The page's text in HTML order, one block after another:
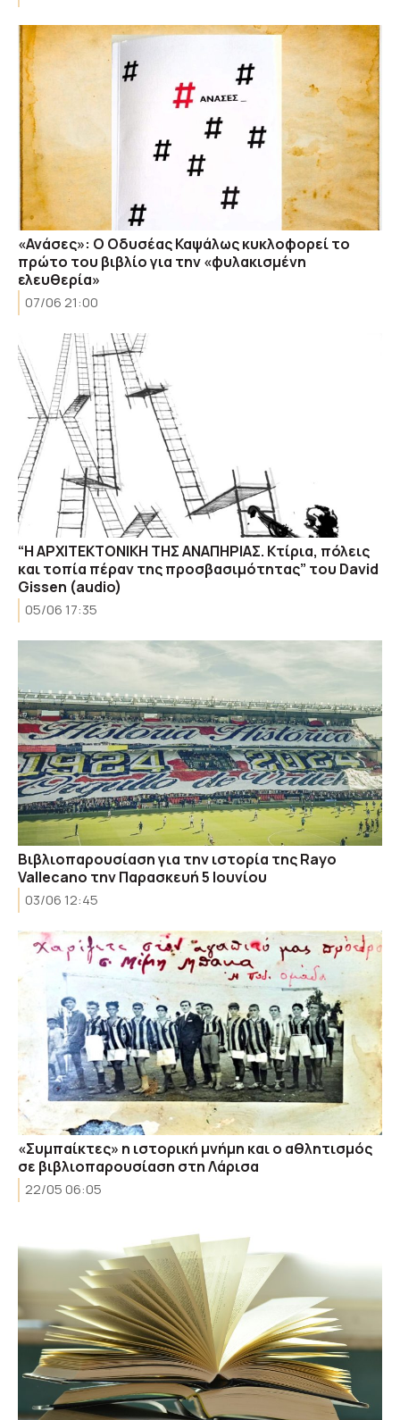
«Ανάσες»: O Οδυσέας Καψάλως κυκλοφορεί το
πρώτο του βιβλίο για την «φυλακισμένη
ελευθερία»
07/06 21:00
“Η ΑΡΧΙΤΕΚΤΟΝΙΚΗ ΤΗΣ ΑΝΑΠΗΡΙΑΣ. Κτίρια, πόλεις
και τοπία πέραν της προσβασιμότητας” του David
Gissen (audio)
05/06 17:35
Βιβλιοπαρουσίαση για την ιστορία της Rayo
Vallecano την Παρασκευή 5 Ιουνίου
03/06 12:45
«Συμπαίκτες» η ιστορική μνήμη και ο αθλητισμός
σε βιβλιοπαρουσίαση στη Λάρισα
22/05 06:05